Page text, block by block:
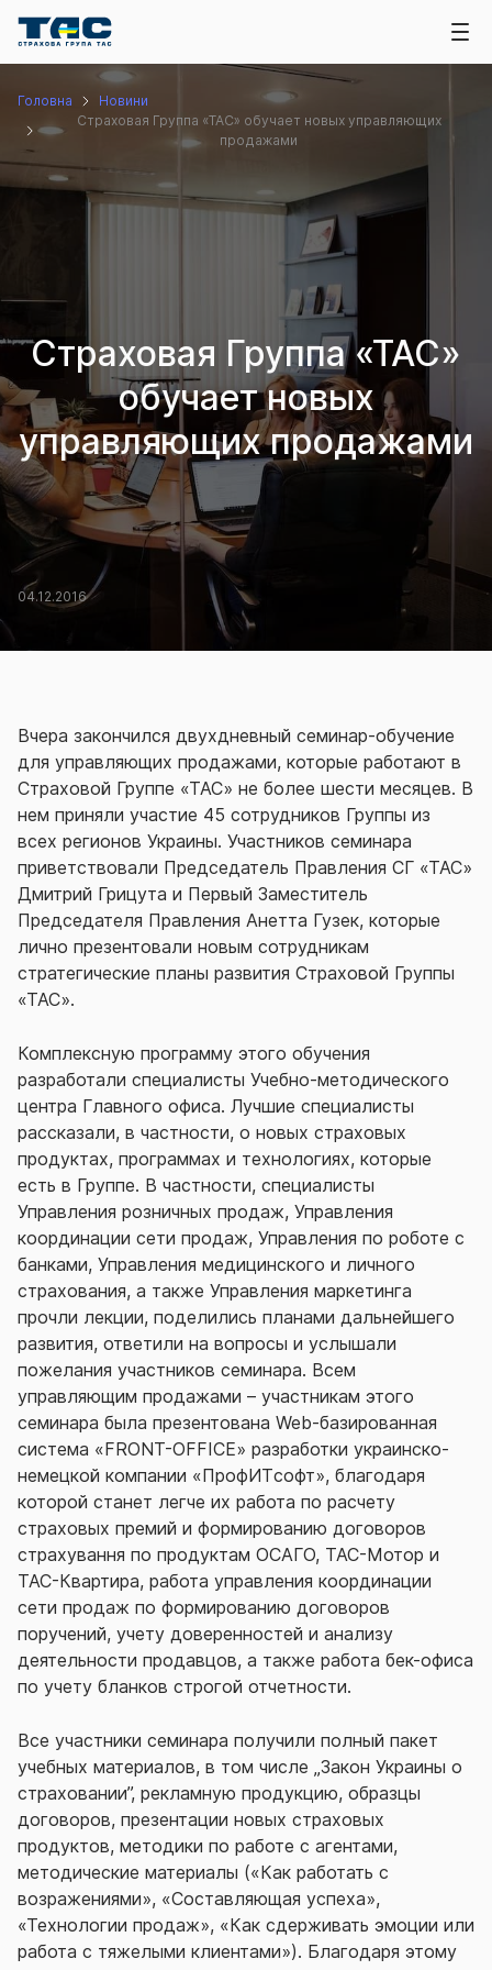
Головна
Новини
Страховая Группа «ТАС» обучает новых управляющих
продажами
Страховая Группа «ТАС»
обучает новых
управляющих продажами
04.12.2016
Вчера закончился двухдневный семинар-обучение
для управляющих продажами, которые работают в
Страховой Группе «ТАС» не более шести месяцев. В
нем приняли участие 45 сотрудников Группы из
всех регионов Украины. Участников семинара
приветствовали Председатель Правления СГ «ТАС»
Дмитрий Грицута и Первый Заместитель
Председателя Правления Анетта Гузек, которые
лично презентовали новым сотрудникам
стратегические планы развития Страховой Группы
«ТАС».
Комплексную программу этого обучения
разработали специалисты Учебно-методического
центра Главного офиса. Лучшие специалисты
рассказали, в частности, о новых страховых
продуктах, программах и технологиях, которые
есть в Группе. В частности, специалисты
Управления розничных продаж, Управления
координации сети продаж, Управления по роботе с
банками, Управления медицинского и личного
страхования, а также Управления маркетинга
прочли лекции, поделились планами дальнейшего
развития, ответили на вопросы и услышали
пожелания участников семинара. Всем
управляющим продажами – участникам этого
семинара была презентована Web-базированная
система «FRONT-OFFICE» разработки украинско-
немецкой компании «ПрофИTсофт», благодаря
которой станет легче их работа по расчету
страховых премий и формированию договоров
страхування по продуктам ОСАГО, ТАС-Мотор и
ТАС-Квартира, работа управления координации
сети продаж по формированию договоров
поручений, учету доверенностей и анализу
деятельности продавцов, а также работа бек-офиса
по учету бланков строгой отчетности.
Все участники семинара получили полный пакет
учебных материалов, в том числе „Закон Украины о
страховании”, рекламную продукцию, образцы
договоров, презентации новых страховых
продуктов, методики по работе с агентами,
методические материалы («Как работать с
возражениями», «Составляющая успеха»,
«Технологии продаж», «Как сдерживать эмоции или
работа с тяжелыми клиентами»). Благодаря этому